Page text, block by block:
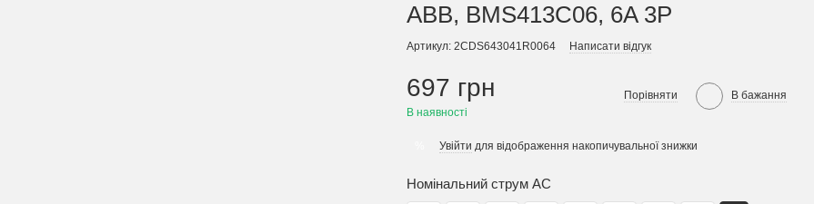
ABB, BMS413C06, 6A 3P
Артикул: 2CDS643041R0064 Написати відгук
697 грн
В наявності
Порівняти В бажання
Увійти для відображення накопичувальної знижки
Номінальний струм АС